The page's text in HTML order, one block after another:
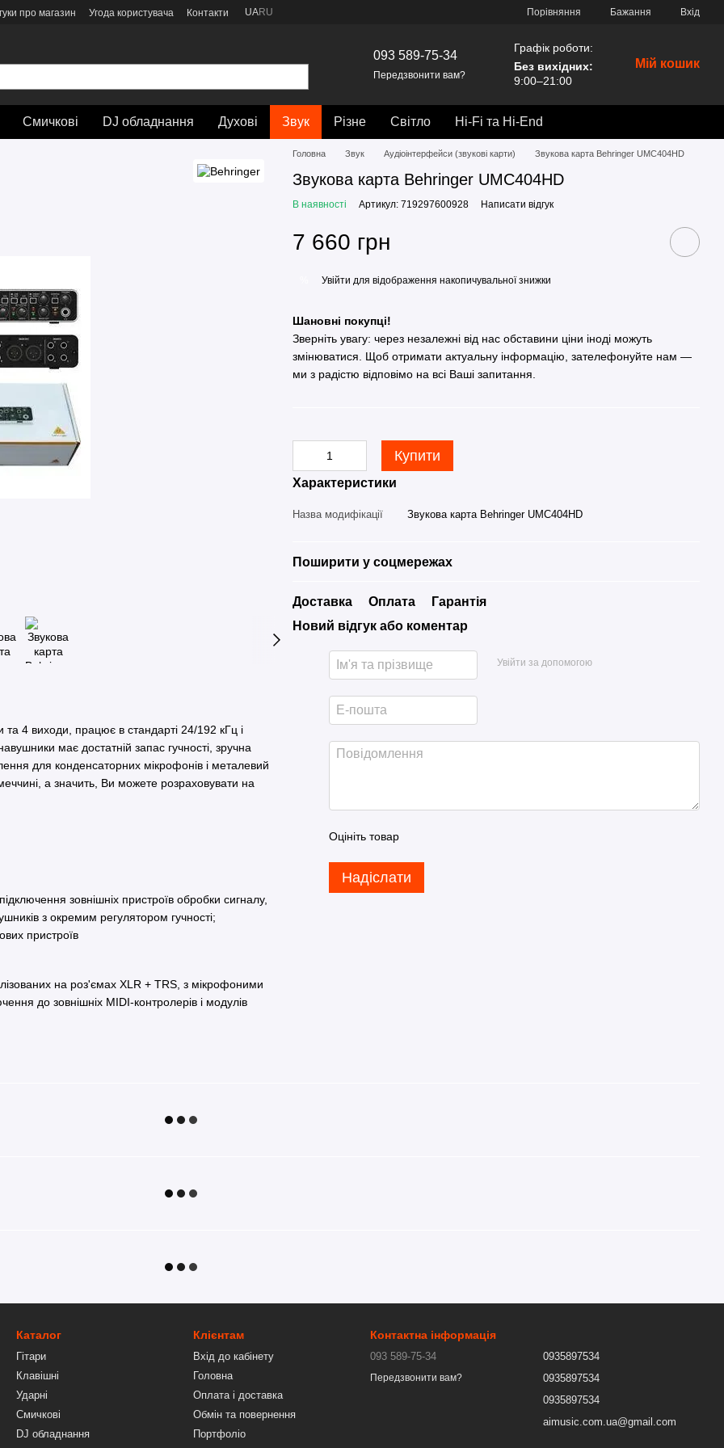
про магазин Угода користувача Контакти UARU Порівняння Бажання Вхід
093 589-75-34
Передзвонити вам?
Графік роботи:
Без вихідних:
9:00–21:00
Мій кошик
Смичкові DJ обладнання Духові Звук Різне Світло Hi-Fi та Hi-End
4 виходи, працює в стандарті 24/192 кГц і
має достатній запас гучності, зручна
для конденсаторних мікрофонів і металевий
а значить, Ви можете розраховувати на
зовнішніх пристроїв обробки сигналу,
з окремим регулятором гучності;
пристроїв
на роз'ємах XLR + TRS, з мікрофоними
до зовнішніх MIDI-контролерів і модулів
Головна Звук Аудіоінтерфейси (звукові карти) Звукова карта Behringer UMC404HD
Звукова карта Behringer UMC404HD
В наявності Артикул: 719297600928 Написати відгук
7 660 грн
Увійти для відображення накопичувальної знижки
Шановні покупці!
Зверніть увагу: через незалежні від нас обставини ціни іноді можуть
змінюватися. Щоб отримати актуальну інформацію, зателефонуйте нам —
ми з радістю відповімо на всі Ваші запитання.
Купити
Характеристики
Назва модифікації Звукова карта Behringer UMC404HD
Поширити у соцмережах
Доставка Оплата
Гарантія
Новий відгук або коментар
Увійти за допомогою
Оцініть товар
Надіслати
Каталог
Гітари
Клавішні
Ударні
Смичкові
DJ обладнання
Клієнтам
Вхід до кабінету
Головна
Оплата і доставка
Обмін та повернення
Портфоліо
Контактна інформація
093 589-75-34
Передзвонити вам?
0935897534
0935897534
0935897534
aimusic.com.ua@gmail.com